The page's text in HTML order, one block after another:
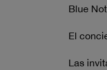
Blue
El
Las